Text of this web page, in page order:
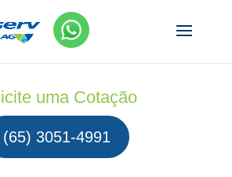
uma Cotação
(65) 3051-4991